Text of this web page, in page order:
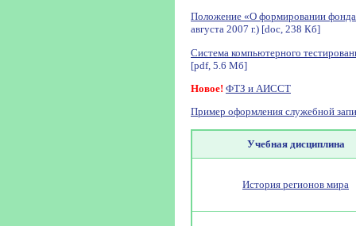
Положение «О формировании фонда
августа 2007 г.) [doc, 238 Кб]
Система компьютерного
[pdf, 5.6 Мб]
Новое! ФТЗ и АИССТ
Пример оформления служебной
Учебная дисциплина
История регионов мира